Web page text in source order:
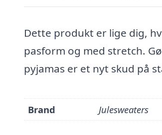
Dette produkt er lige dig,
pasform og med stretch.
pyjamas er et nyt skud på
Brand Julesweaters